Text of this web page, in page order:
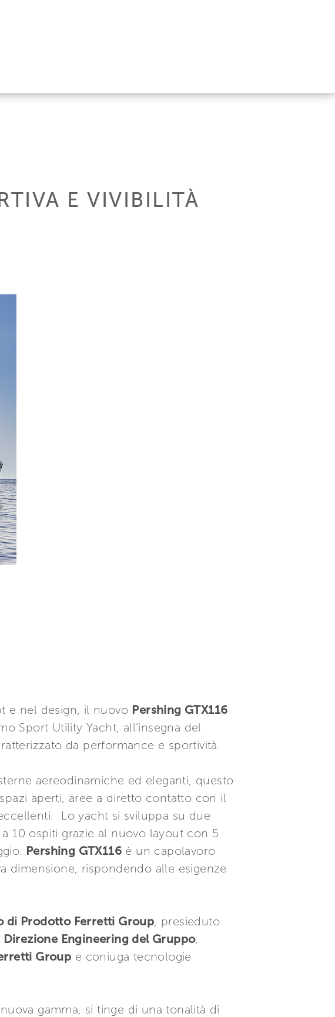
E VIVIBILITÀ
e nel design, il nuovo Pershing GTX116
Sport Utility Yacht, all’insegna del
da performance e sportività.
aereodinamiche ed eleganti, questo
aperti, aree a diretto contatto con il
Lo yacht si sviluppa su due
10 ospiti grazie al nuovo layout con 5
Pershing GTX116è un capolavoro
dimensione, rispondendo alle esigenze
di Prodotto Ferretti Group, presieduto
Direzione Engineering del Gruppo,
Group e coniuga tecnologie
gamma, si tinge di una tonalità di